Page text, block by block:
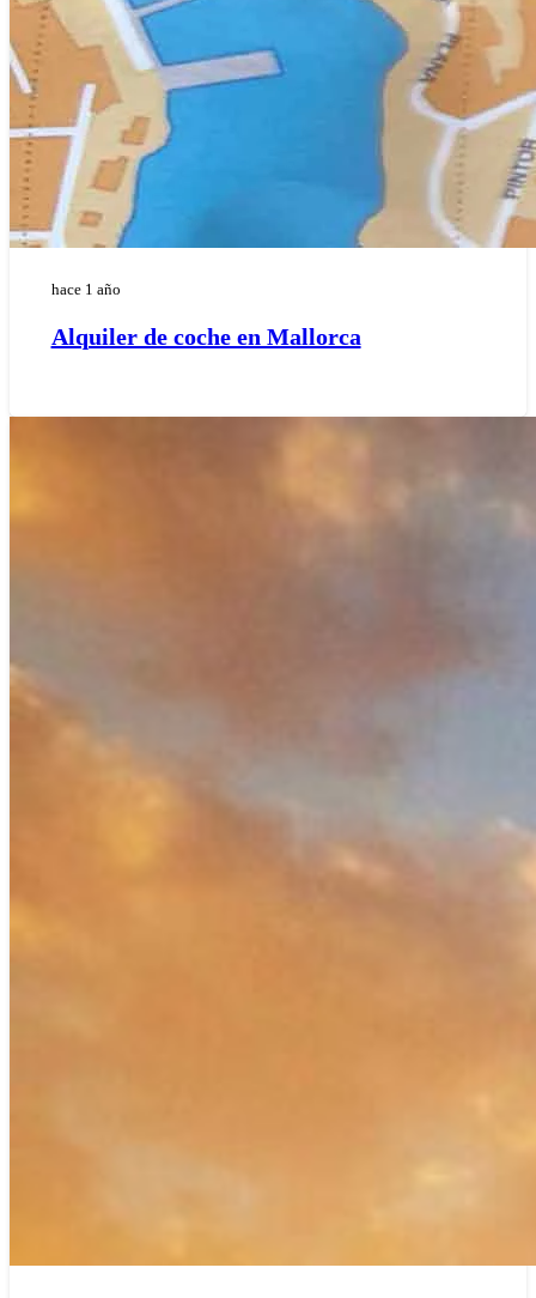
hace 1 año
Alquiler de coche en Mallorca